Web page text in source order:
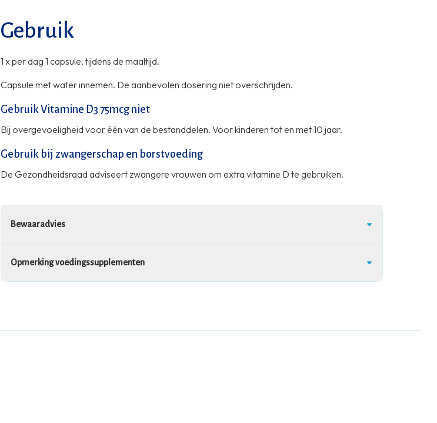
Gebruik
1 x per dag 1 capsule, tijdens de maaltijd.
Capsule met water innemen. De aanbevolen dosering niet overschrijden.
Gebruik Vitamine D3 75mcg niet
Bij overgevoeligheid voor één van de bestanddelen. Voor kinderen tot en met 10 jaar.
Gebruik bij zwangerschap en borstvoeding
De Gezondheidsraad adviseert zwangere vrouwen om extra vitamine D te gebruiken.
Bewaaradvies
Opmerking voedingssupplementen